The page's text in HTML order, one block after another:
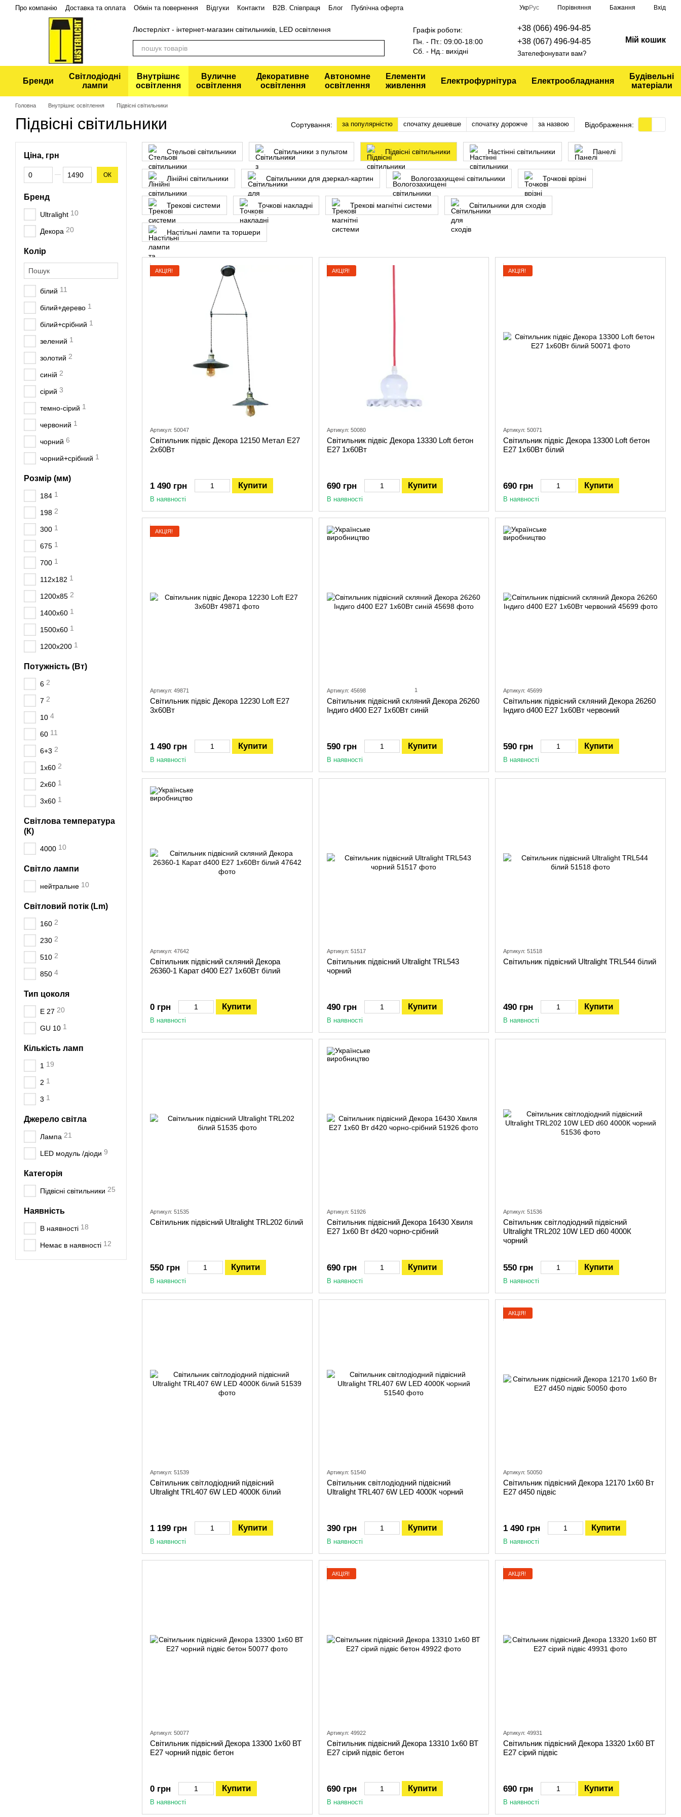
Перейти до основного контенту
Про компанію Доставка та оплата Обмін та повернення Відгуки Контакти В2В. Співпраця Блог
Публічна оферта
Політика конфіденційності
УкрРус Порівняння Бажання Вхід
Люстерліхт - інтернет-магазин світильників, LED освітлення
Графік роботи:
Пн. - Пт.: 09:00-18:00
Сб. - Нд.: вихідні
+38 (066) 496-94-85
+38 (067) 496-94-85
Зателефонувати вам?
Мій кошик
Бренди
Світлодіодні
лампи
Внутрішнє
освітлення
Вуличне
освітлення
Декоративне
освітлення
Автономне
освітлення
Елементи
живлення
Електрофурнітура Електрообладнання
Будівельні
матеріали
Головна Внутрішнє освітлення Підвісні світильники
Підвісні світильники Сортування: за популярністю спочатку дешевше спочатку дорожче за назвою Відображення:
Стельові світильники Світильники з пультом Підвісні світильники Настінні світильники Панелі
Лінійні світильники Світильники для дзеркал-картин Вологозахищені світильники Точкові врізні
Трекові системи Точкові накладні Трекові магнітні системи Світильники для сходів
Настільні лампи та торшери
АКЦІЯ!
Артикул: 50047
Світильник підвіс Декора 12150 Метал Е27
2х60Вт
1 490 грн Купити
В наявності
АКЦІЯ!
Артикул: 50080
Світильник підвіс Декора 13330 Loft бетон
Е27 1х60Вт
690 грн Купити
В наявності
АКЦІЯ!
Артикул: 50071
Світильник підвіс Декора 13300 Loft бетон
Е27 1х60Вт білий
690 грн Купити
В наявності
АКЦІЯ!
Артикул: 49871
Світильник підвіс Декора 12230 Loft Е27
3х60Вт
1 490 грн Купити
В наявності
Артикул: 45698 1
Світильник підвісний скляний Декора 26260
Індиго d400 Е27 1x60Вт синій
590 грн Купити
В наявності
Артикул: 45699
Світильник підвісний скляний Декора 26260
Індиго d400 Е27 1x60Вт червоний
590 грн Купити
В наявності
Артикул: 47642
Світильник підвісний скляний Декора
26360-1 Карат d400 Е27 1x60Вт білий
0 грн Купити
В наявності
Артикул: 51517
Світильник підвісний Ultralight TRL543
чорний
490 грн Купити
В наявності
Артикул: 51518
Світильник підвісний Ultralight TRL544 білий
490 грн Купити
В наявності
Артикул: 51535
Світильник підвісний Ultralight TRL202 білий
550 грн Купити
В наявності
Артикул: 51926
Світильник підвісний Декора 16430 Хвиля
Е27 1х60 Вт d420 чорно-срібний
690 грн Купити
В наявності
Артикул: 51536
Світильник світлодіодний підвісний
Ultralight TRL202 10W LED d60 4000К
чорний
550 грн Купити
В наявності
Артикул: 51539
Світильник світлодіодний підвісний
Ultralight TRL407 6W LED 4000К білий
1 199 грн Купити
В наявності
Артикул: 51540
Світильник світлодіодний підвісний
Ultralight TRL407 6W LED 4000К чорний
390 грн Купити
В наявності
АКЦІЯ!
Артикул: 50050
Світильник підвісний Декора 12170 1х60 Вт
Е27 d450 підвіс
1 490 грн Купити
В наявності
Артикул: 50077
Світильник підвісний Декора 13300 1х60 ВТ
Е27 чорний підвіс бетон
0 грн Купити
В наявності
АКЦІЯ!
Артикул: 49922
Світильник підвісний Декора 13310 1х60 ВТ
Е27 сірий підвіс бетон
690 грн Купити
В наявності
АКЦІЯ!
Артикул: 49931
Світильник підвісний Декора 13320 1х60 ВТ
Е27 сірий підвіс
690 грн Купити
В наявності
Ціна, грн
Від Ціна, грн
До Ціна, грн ОК
Бренд
Ultralight 10
Декора 20
Колір
білий 11
білий+дерево 1
білий+срібний 1
зелений 1
золотий 2
синій 2
сірий 3
темно-сірий 1
червоний 1
чорний 6
чорний+срібний 1
Розмір (мм)
184 1
198 2
300 1
675 1
700 1
112х182 1
1200x85 2
1400х60 1
1500х60 1
1200х200 1
Потужність (Вт)
6 2
7 2
10 4
60 11
6+3 2
1х60 2
2х60 1
3х60 1
Світлова температура
(К)
4000 10
Світло лампи
нейтральне 10
Світловий потік (Lm)
160 2
230 2
510 2
850 4
Тип цоколя
E 27 20
GU 10 1
Кількість ламп
1 19
2 1
3 1
Джерело світла
Лампа 21
LED модуль /діоди 9
Категорія
Підвісні світильники 25
Наявність
В наявності 18
Немає в наявності 12